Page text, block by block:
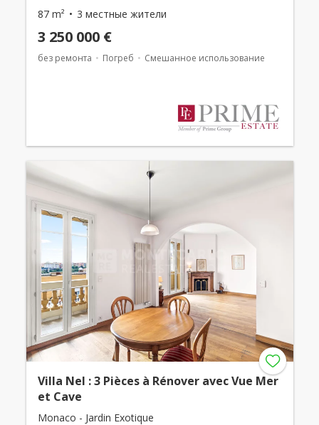
87 m² 3 местные жители
3 250 000 €
без ремонта Погреб Смешанное использование
Villa Nel : 3 Pièces à Rénover avec Vue Mer
et Cave
Monaco - Jardin Exotique